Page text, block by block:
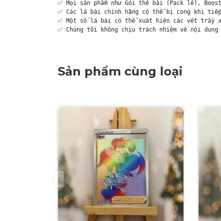
✅ Mọi sản phẩm như Gói thẻ bài (Pack lẻ),
✅ Các lá bài chính hãng có thể bị cong khi
✅ Một số lá bài có thể xuất hiện các vết trầy
✅ Chúng tôi không chịu trách nhiệm về nội
Sản phẩm cùng loại